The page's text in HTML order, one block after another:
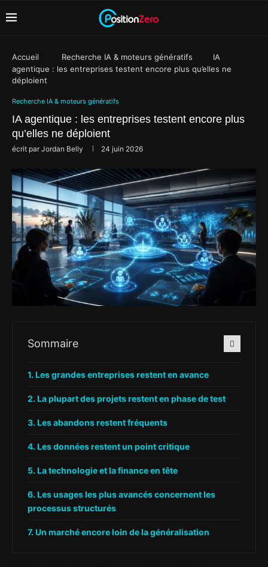
Accueil Recherche IA & moteurs génératifs
IA
agentique : les entreprises testent encore plus qu’elles ne
déploient
Recherche IA & moteurs génératifs
IA agentique : les entreprises testent encore plus
qu’elles ne déploient
écrit parJordan Belly 24 juin 2026
Sommaire
Les grandes entreprises restent en avance
La plupart des projets restent en phase de test
Les abandons restent fréquents
Les données restent un point critique
La technologie et la finance en tête
Les usages les plus avancés concernent les
processus structurés
Un marché encore loin de la généralisation